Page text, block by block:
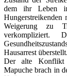
dem ihr Leben
Weigerung zu
verkompliziert.
Hausarrest überstellt.
Der alte Konflikt
Mapuche brach in